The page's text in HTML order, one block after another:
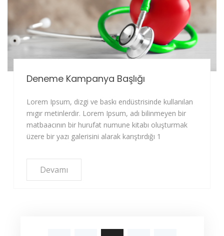
Deneme Kampanya Başlığı
Lorem Ipsum, dizgi ve baskı endüstrisinde kullanılan
mıgır metinlerdir. Lorem Ipsum, adı bilinmeyen bir
matbaacının bir hurufat numune kitabı oluşturmak
üzere bir yazı galerisini alarak karıştırdığı 1
Devamı